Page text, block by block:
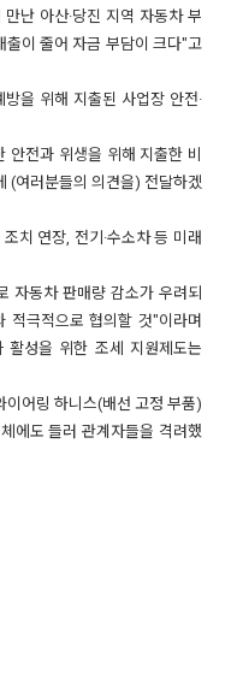
난 아산·당진 지역 자동차 부
이 줄어 자금 부담이 크다"고
을 위해 지출된 사업장 안전·
전과 위생을 위해 지출한 비
(여러분들의 의견을) 전달하겠
치 연장, 전기·수소차 등 미래
자동차 판매량 감소가 우려되
적극적으로 협의할 것"이라며
활성을 위한 조세 지원제도는
이어링 하니스(배선 고정 부품)
에도 들러 관계자들을 격려했